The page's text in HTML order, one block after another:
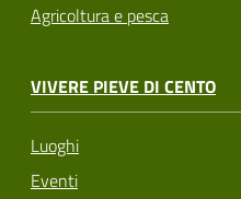
Agricoltura e pesca
VIVERE PIEVE DI CENTO
Luoghi
Eventi